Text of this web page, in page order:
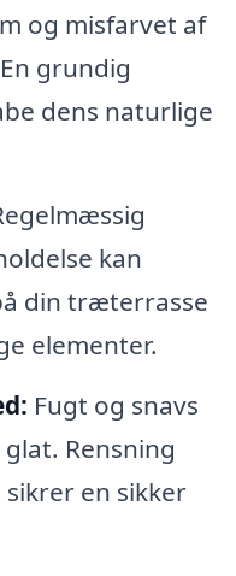
og misfarvet af
grundig
dens naturlige
kan
din træterrasse
elementer.
Fugt og snavs
Rensning
en sikker